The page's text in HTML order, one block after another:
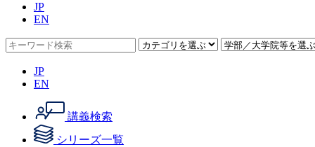
JP
EN
JP
EN
講義検索
シリーズ一覧